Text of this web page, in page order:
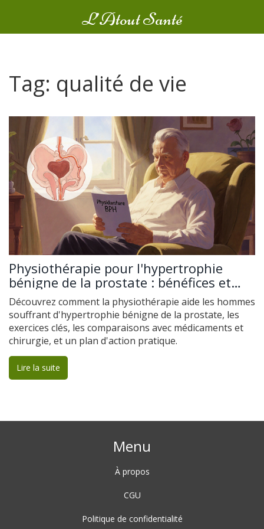
L’Atout Santé
Tag: qualité de vie
Physiothérapie pour l'hypertrophie
bénigne de la prostate : bénéfices et
conseils
Découvrez comment la physiothérapie aide les hommes
souffrant d'hypertrophie bénigne de la prostate, les
exercices clés, les comparaisons avec médicaments et
chirurgie, et un plan d'action pratique.
Lire la suite
Menu
À propos
CGU
Politique de confidentialité